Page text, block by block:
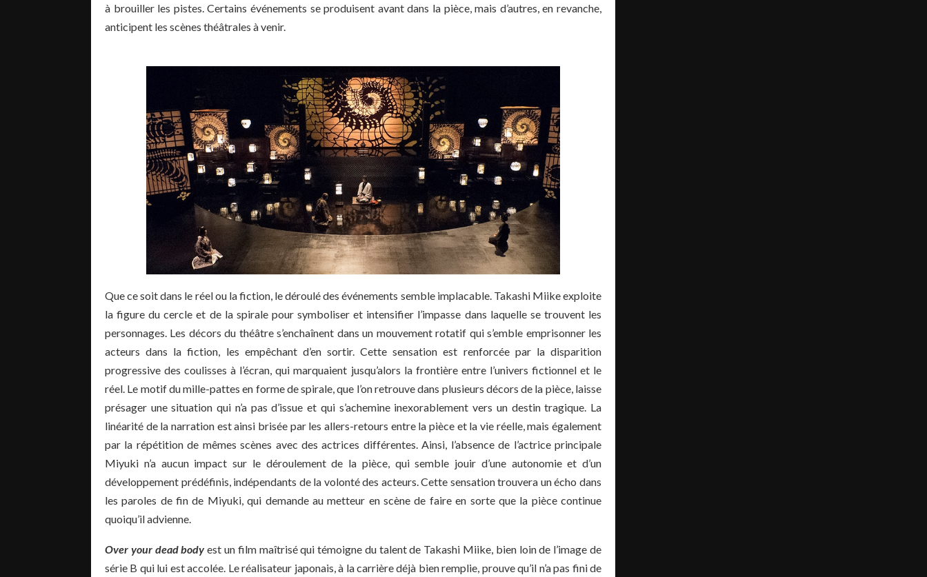
à brouiller les pistes. Certains événements se produisent avant dans la pièce, mais d’autres, en revanche,
anticipent les scènes théâtrales à venir.
Que ce soit dans le réel ou la fiction, le déroulé des événements semble implacable. Takashi Miike exploite
la figure du cercle et de la spirale pour symboliser et intensifier l’impasse dans laquelle se trouvent les
personnages. Les décors du théâtre s’enchaînent dans un mouvement rotatif qui s’emble emprisonner les
acteurs dans la fiction, les empêchant d’en sortir. Cette sensation est renforcée par la disparition
progressive des coulisses à l’écran, qui marquaient jusqu’alors la frontière entre l’univers fictionnel et le
réel. Le motif du mille-pattes en forme de spirale, que l’on retrouve dans plusieurs décors de la pièce, laisse
présager une situation qui n’a pas d’issue et qui s’achemine inexorablement vers un destin tragique. La
linéarité de la narration est ainsi brisée par les allers-retours entre la pièce et la vie réelle, mais également
par la répétition de mêmes scènes avec des actrices différentes. Ainsi, l’absence de l’actrice principale
Miyuki n’a aucun impact sur le déroulement de la pièce, qui semble jouir d’une autonomie et d’un
développement prédéfinis, indépendants de la volonté des acteurs. Cette sensation trouvera un écho dans
les paroles de fin de Miyuki, qui demande au metteur en scène de faire en sorte que la pièce continue
quoiqu’il advienne.
Over your dead bodyest un film maîtrisé qui témoigne du talent de Takashi Miike, bien loin de l’image de
série B qui lui est accolée. Le réalisateur japonais, à la carrière déjà bien remplie, prouve qu’il n’a pas fini de